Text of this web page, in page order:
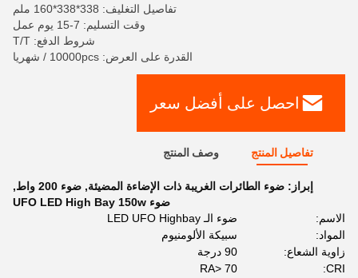
تفاصيل التغليف: 338*338*160 ملم
وقت التسليم: 7-15 يوم عمل
شروط الدفع: T/T
القدرة على العرض: 10000pcs / شهريا
احصل على أفضل سعر
تفاصيل المنتج وصف المنتج
إبراز: ضوء الطائرات الغريبة ذات الإضاءة المضيئة, ضوء 200 واط
,
ضوء UFO LED High Bay 150w
الاسم:
ضوء الـ LED UFO Highbay
المواد:
سبيكة الألومنيوم
زاوية الشعاع:
90 درجة
CRI:
RA> 70